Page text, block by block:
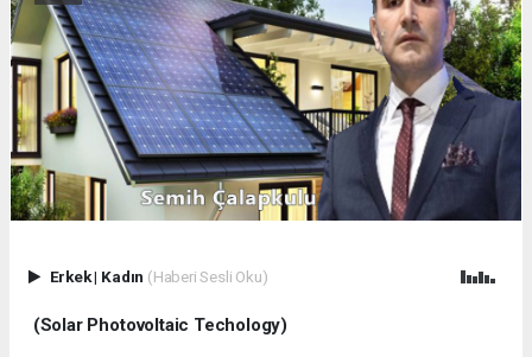
Erkek| Kadın (Haberi Sesli Oku)
(Solar Photovoltaic Techology)